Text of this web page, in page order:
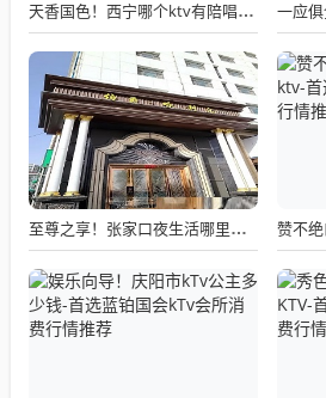
天香国色！西宁哪个ktv有陪唱-首选宝利金ktv会所消费行情推荐
至尊之享！张家口夜生活哪里好玩-首选伯爵咏利汇ktv会所消费行情推荐